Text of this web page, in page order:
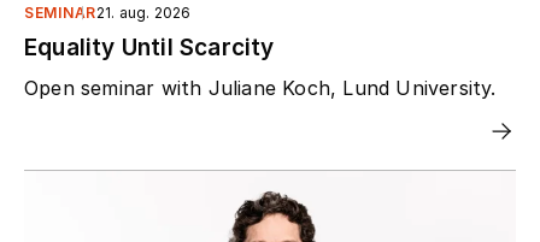
SEMINAR21. aug. 2026
Equality Until Scarcity
Open seminar with Juliane Koch, Lund University.